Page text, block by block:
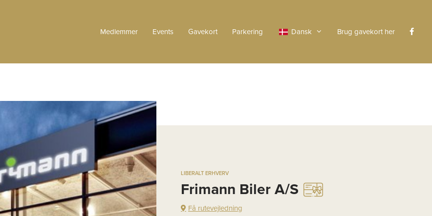
Medlemmer Events Gavekort Parkering Dansk Brug gavekort her
LIBERALT ERHVERV
Frimann Biler A/S
Få rutevejledning